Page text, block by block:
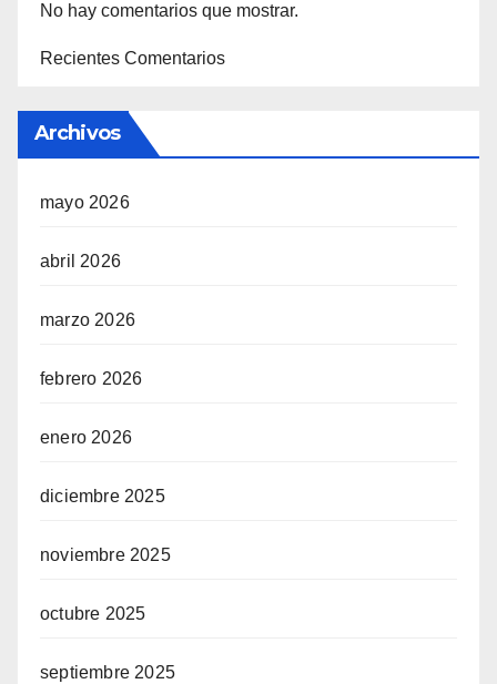
No hay comentarios que mostrar.
Recientes Comentarios
Archivos
mayo 2026
abril 2026
marzo 2026
febrero 2026
enero 2026
diciembre 2025
noviembre 2025
octubre 2025
septiembre 2025